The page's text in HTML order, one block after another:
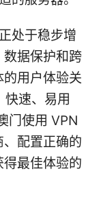
处于稳步增
据保护和跨
用户体验关
快速、易用
门使用 VPN
配置正确的
最佳体验的